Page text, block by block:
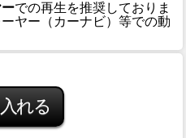
での再生を推奨しておりま
ヤー（カーナビ）等での動